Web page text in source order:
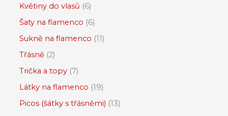
Květiny do vlasů 6
Šaty na flamenco 6
Sukně na flamenco 11
Třásně 2
Trička a topy 7
Látky na flamenco 19
Picos (šátky s třásněmi) 13